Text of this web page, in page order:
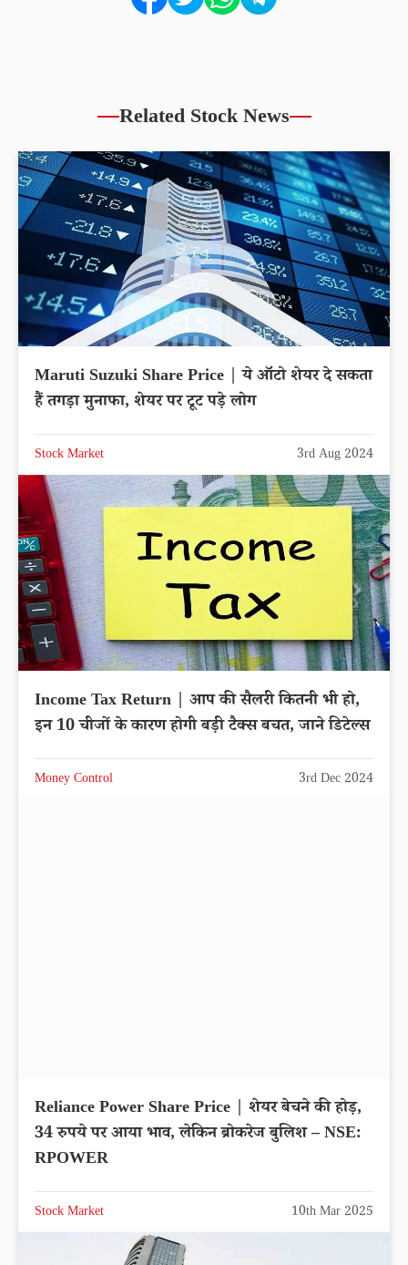
Related Stock News
Maruti Suzuki Share Price | ये ऑटो शेयर दे सकता
हैं तगड़ा मुनाफा, शेयर पर टूट पड़े लोग
Stock Market 3rd Aug 2024
Income Tax Return | आप की सैलरी कितनी भी हो,
इन 10 चीजों के कारण होगी बड़ी टैक्स बचत, जाने डिटेल्स
Money Control 3rd Dec 2024
Reliance Power Share Price | शेयर बेचने की होड़,
34 रुपये पर आया भाव, लेकिन ब्रोकरेज बुलिश – NSE:
RPOWER
Stock Market 10th Mar 2025